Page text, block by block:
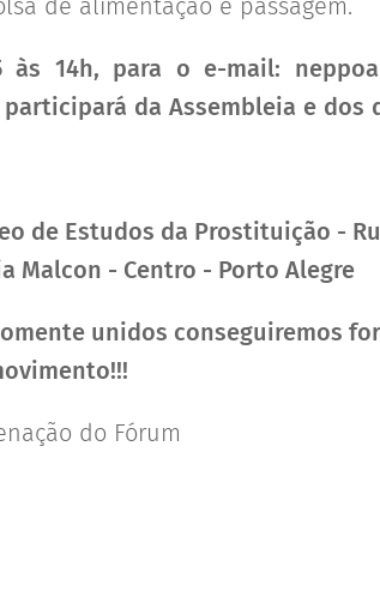
de alimentação e passagem.
14h, para o e-mail:
da Assembleia e dos
de Estudos da Prostituição -
Malcon - Centro - Porto Alegre
unidos conseguiremos
do Fórum